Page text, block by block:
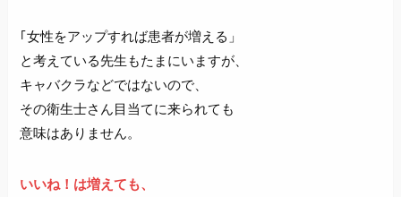
｢女性をアップすれば患者が増える」
と考えている先生もたまにいますが、
キャバクラなどではないので、
その衛生士さん目当てに来られても
意味はありません。
いいね！は増えても、